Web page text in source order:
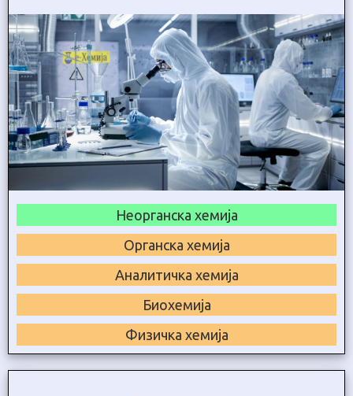
Неорганска хемија
Органска хемија
Аналитичка хемија
Биохемија
Физичка хемија